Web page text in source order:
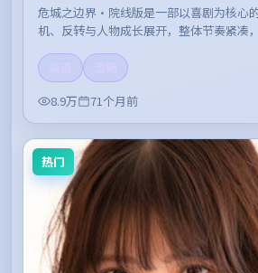
危城之边界·院线版是一部以喜剧为核心
机、反转与人物成长展开，整体节奏紧凑
8.9万
71个月前
热门